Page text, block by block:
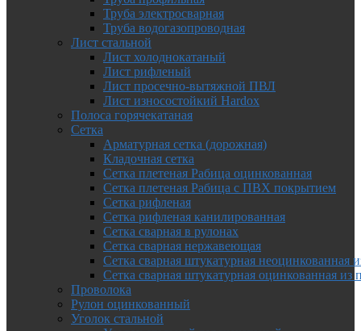
Труба электросварная
Труба водогазопроводная
Лист стальной
Лист холоднокатаный
Лист рифленый
Лист просечно-вытяжной ПВЛ
Лист износостойкий Hardox
Полоса горячекатаная
Сетка
Арматурная сетка (дорожная)
Кладочная сетка
Сетка плетеная Рабица оцинкованная
Сетка плетеная Рабица с ПВХ покрытием
Сетка рифленая
Сетка рифленая канилированная
Сетка сварная в рулонах
Сетка сварная нержавеющая
Сетка сварная штукатурная неоцинкованная
Сетка сварная штукатурная оцинкованная из
Проволока
Рулон оцинкованный
Уголок стальной